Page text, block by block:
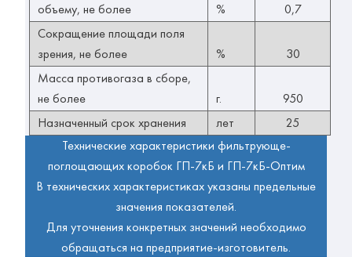
объему, не более
%
0,7
Сокращение площади поля
зрения, не более
%
30
Масса противогаза в сборе,
не более
г.
950
Назначенный срок хранения
лет
25
Технические характеристики фильтрующе-
поглощающих коробок ГП-7кБ и ГП-7кБ-Оптим
В технических характеристиках указаны предельные
значения показателей.
Для уточнения конкретных значений необходимо
обращаться на предприятие-изготовитель.